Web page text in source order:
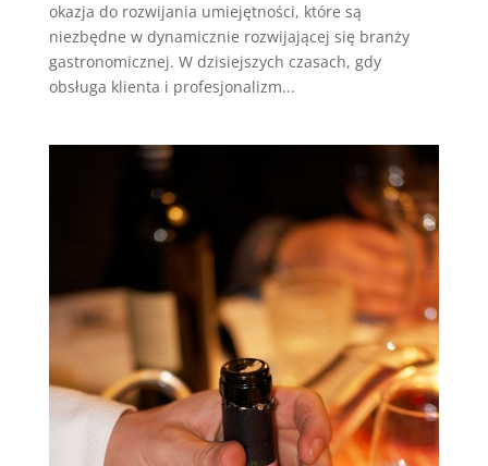
okazja do rozwijania umiejętności, które są
niezbędne w dynamicznie rozwijającej się branży
gastronomicznej. W dzisiejszych czasach, gdy
obsługa klienta i profesjonalizm...